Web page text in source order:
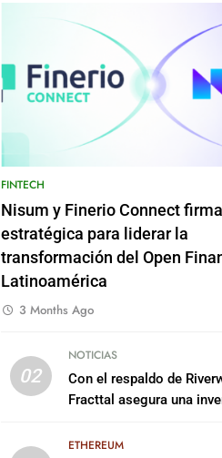
FINTECH
Nisum y Finerio Connect
estratégica para liderar la
transformación del Open
Latinoamérica
3 Months Ago
02
NOTICIAS
Con el respaldo de
Fracttal asegura una
plataforma
ETHEREUM